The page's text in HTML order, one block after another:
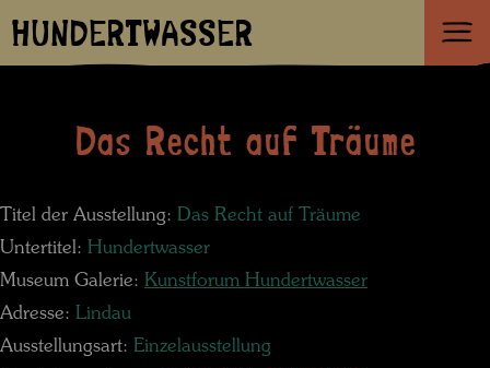
HUNDERTWASSER
Das Recht auf Träume
Titel der Ausstellung: Das Recht auf Träume
Untertitel: Hundertwasser
Museum Galerie: Kunstforum Hundertwasser
Adresse: Lindau
Ausstellungsart: Einzelausstellung